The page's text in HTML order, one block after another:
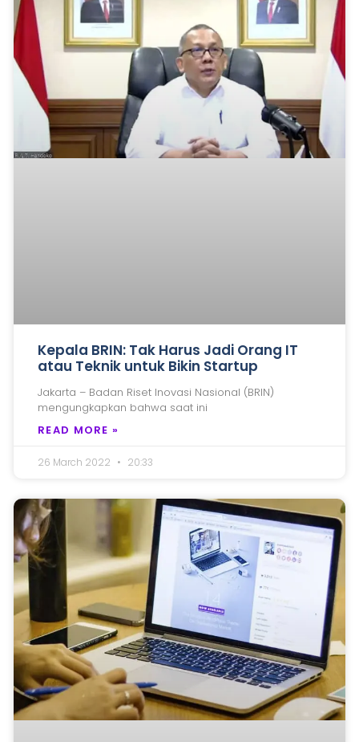
Kepala BRIN: Tak Harus Jadi Orang IT
atau Teknik untuk Bikin Startup
Jakarta – Badan Riset Inovasi Nasional (BRIN)
mengungkapkan bahwa saat ini
READ MORE »
26 March 2022 20:33